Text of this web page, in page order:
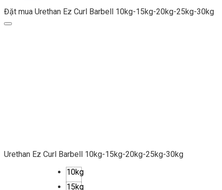
Đặt mua Urethan Ez Curl Barbell 10kg-15kg-20kg-25kg-30kg
Urethan Ez Curl Barbell 10kg-15kg-20kg-25kg-30kg
10kg
15kg